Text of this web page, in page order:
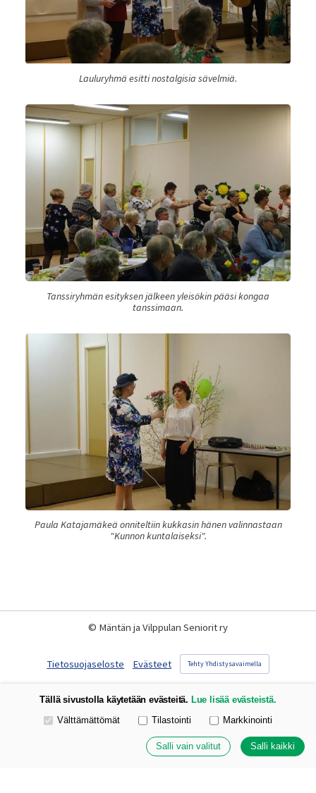
Lauluryhmä esitti nostalgisia sävelmiä.
Tanssiryhmän esityksen jälkeen yleisökin pääsi kongaa
tanssimaan.
Paula Katajamäkeä onniteltiin kukkasin hänen valinnastaan
"Kunnon kuntalaiseksi".
© Mäntän ja Vilppulan Seniorit ry
Tietosuojaseloste Evästeet Tehty Yhdistysavaimella
Tällä sivustolla käytetään evästeitä. Lue lisää evästeistä.
Valitse käytettävät evästeet
Välttämättömät Tilastointi Markkinointi
Salli vain valitut Salli kaikki